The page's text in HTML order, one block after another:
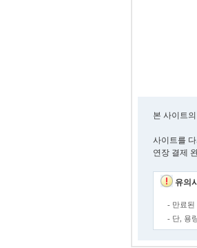
본 사이트의
사이트를
연장 결제
유의
- 만료된
- 단, 용